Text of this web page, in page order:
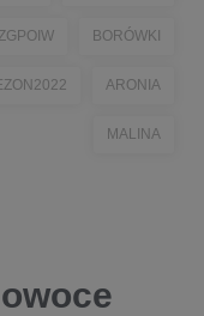
BORÓWKI
ARONIA
MALINA